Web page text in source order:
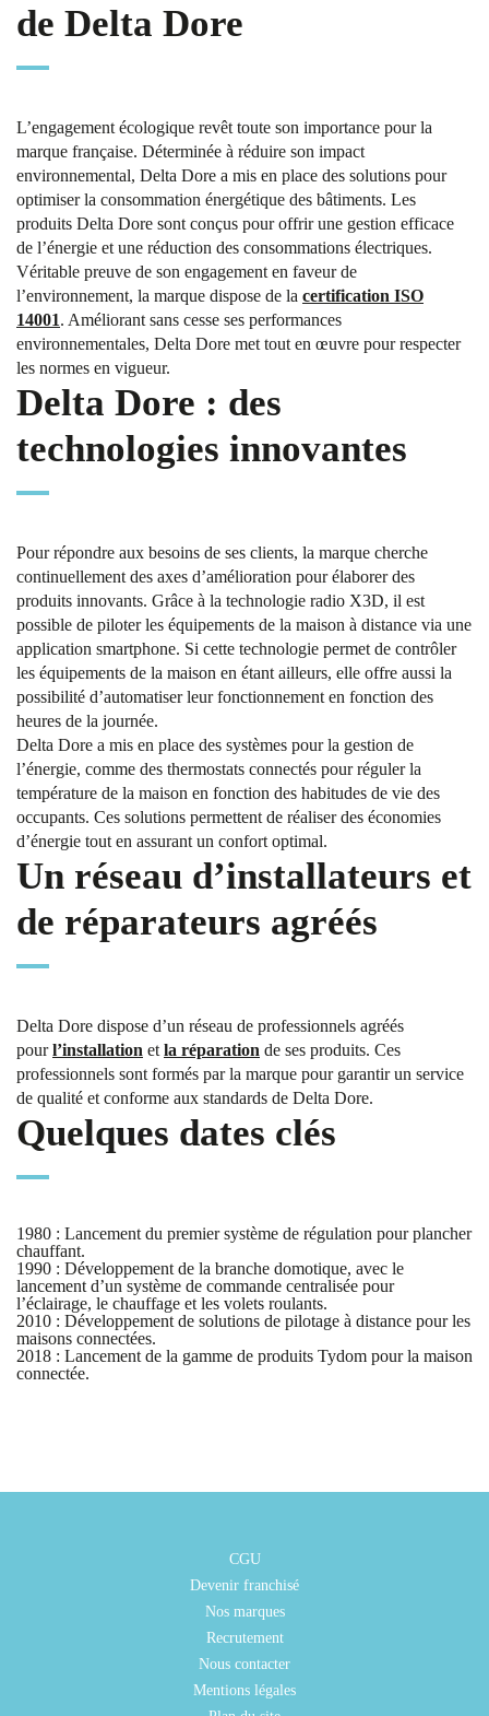
de Delta Dore
L’engagement écologique revêt toute son importance pour la
marque française. Déterminée à réduire son impact
environnemental, Delta Dore a mis en place des solutions pour
optimiser la consommation énergétique des bâtiments. Les
produits Delta Dore sont conçus pour offrir une gestion efficace
de l’énergie et une réduction des consommations électriques.
Véritable preuve de son engagement en faveur de
l’environnement, la marque dispose de la certification ISO
14001. Améliorant sans cesse ses performances
environnementales, Delta Dore met tout en œuvre pour respecter
les normes en vigueur.
Delta Dore : des
technologies innovantes
Pour répondre aux besoins de ses clients, la marque cherche
continuellement des axes d’amélioration pour élaborer des
produits innovants. Grâce à la technologie radio X3D, il est
possible de piloter les équipements de la maison à distance via une
application smartphone. Si cette technologie permet de contrôler
les équipements de la maison en étant ailleurs, elle offre aussi la
possibilité d’automatiser leur fonctionnement en fonction des
heures de la journée.
Delta Dore a mis en place des systèmes pour la gestion de
l’énergie, comme des thermostats connectés pour réguler la
température de la maison en fonction des habitudes de vie des
occupants. Ces solutions permettent de réaliser des économies
d’énergie tout en assurant un confort optimal.
Un réseau d’installateurs et
de réparateurs agréés
Delta Dore dispose d’un réseau de professionnels agréés
pourl’installation et la réparation de ses produits. Ces
professionnels sont formés par la marque pour garantir un service
de qualité et conforme aux standards de Delta Dore.
Quelques dates clés
1980 : Lancement du premier système de régulation pour plancher
chauffant.
1990 : Développement de la branche domotique, avec le
lancement d’un système de commande centralisée pour
l’éclairage, le chauffage et les volets roulants.
2010 : Développement de solutions de pilotage à distance pour les
maisons connectées.
2018 : Lancement de la gamme de produits Tydom pour la maison
connectée.
CGU
Devenir franchisé
Nos marques
Recrutement
Nous contacter
Mentions légales